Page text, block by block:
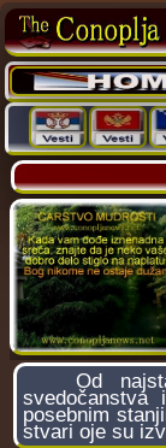
Od
posebnim
stvari oje su